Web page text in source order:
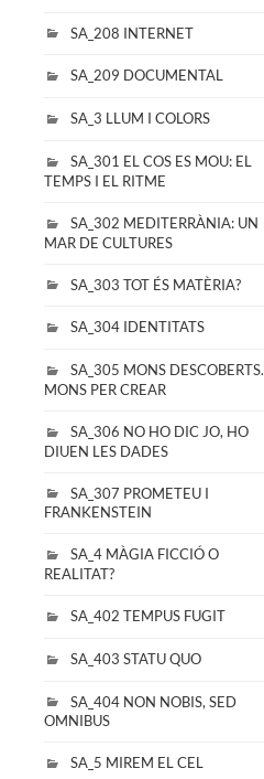
SA_208 INTERNET
SA_209 DOCUMENTAL
SA_3 LLUM I COLORS
SA_301 EL COS ES MOU: EL
TEMPS I EL RITME
SA_302 MEDITERRÀNIA: UN
MAR DE CULTURES
SA_303 TOT ÉS MATÈRIA?
SA_304 IDENTITATS
SA_305 MONS DESCOBERTS.
MONS PER CREAR
SA_306 NO HO DIC JO, HO
DIUEN LES DADES
SA_307 PROMETEU I
FRANKENSTEIN
SA_4 MÀGIA FICCIÓ O
REALITAT?
SA_402 TEMPUS FUGIT
SA_403 STATU QUO
SA_404 NON NOBIS, SED
OMNIBUS
SA_5 MIREM EL CEL